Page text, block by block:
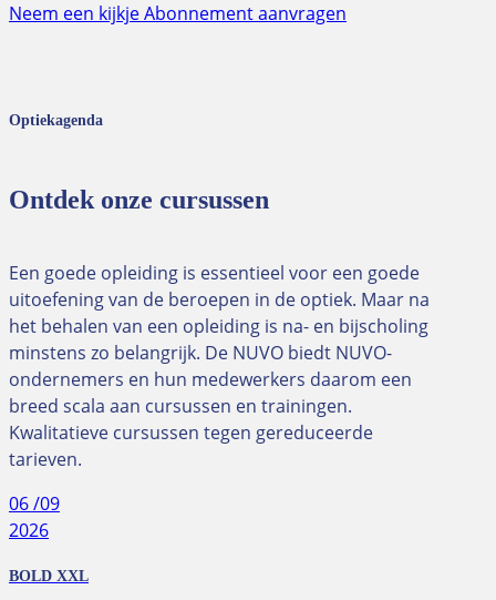
Neem een kijkjeAbonnement aanvragen
Optiekagenda
Ontdek onze cursussen
Een goede opleiding is essentieel voor een goede
uitoefening van de beroepen in de optiek. Maar na
het behalen van een opleiding is na- en bijscholing
minstens zo belangrijk. De NUVO biedt NUVO-
ondernemers en hun medewerkers daarom een
breed scala aan cursussen en trainingen.
Kwalitatieve cursussen tegen gereduceerde
tarieven.
06/09
2026
BOLD XXL